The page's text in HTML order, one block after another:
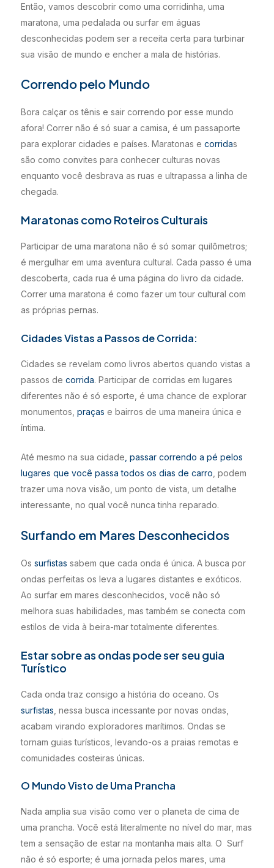
Então, vamos descobrir como uma corridinha, uma
maratona, uma pedalada ou surfar em águas
desconhecidas podem ser a receita certa para turbinar
sua visão de mundo e encher a mala de histórias.
Correndo pelo Mundo
Bora calçar os tênis e sair correndo por esse mundo
afora! Correr não é só suar a camisa, é um passaporte
para explorar cidades e países. Maratonas e corridas
são como convites para conhecer culturas novas
enquanto você desbrava as ruas e ultrapassa a linha de
chegada.
Maratonas como Roteiros Culturais
Participar de uma maratona não é só somar quilômetros;
é mergulhar em uma aventura cultural. Cada passo é uma
descoberta, cada rua é uma página do livro da cidade.
Correr uma maratona é como fazer um tour cultural com
as próprias pernas.
Cidades Vistas a Passos de Corrida:
Cidades se revelam como livros abertos quando vistas a
passos de corrida. Participar de corridas em lugares
diferentes não é só esporte, é uma chance de explorar
monumentos, praças e bairros de uma maneira única e
íntima.
Até mesmo na sua cidade , passar correndo a pé pelos
lugares que você passa todos os dias de carro , podem
trazer uma nova visão, um ponto de vista, um detalhe
interessante, no qual você nunca tinha reparado.
Surfando em Mares Desconhecidos
Os surfistas sabem que cada onda é única. A busca por
ondas perfeitas os leva a lugares distantes e exóticos.
Ao surfar em mares desconhecidos, você não só
melhora suas habilidades, mas também se conecta com
estilos de vida à beira-mar totalmente diferentes.
Estar sobre as ondas pode ser seu guia
Turístico
Cada onda traz consigo a história do oceano. Os
surfistas , nessa busca incessante por novas ondas,
acabam virando exploradores marítimos. Ondas se
tornam guias turísticos, levando-os a praias remotas e
comunidades costeiras únicas.
O Mundo Visto de Uma Prancha
Nada amplia sua visão como ver o planeta de cima de
uma prancha. Você está literalmente no nível do mar, mas
tem a sensação de estar na montanha mais alta. O Surf
não é só esporte; é uma jornada pelos mares, uma